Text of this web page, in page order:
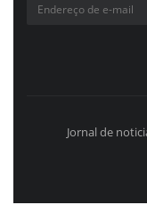
Jornal de